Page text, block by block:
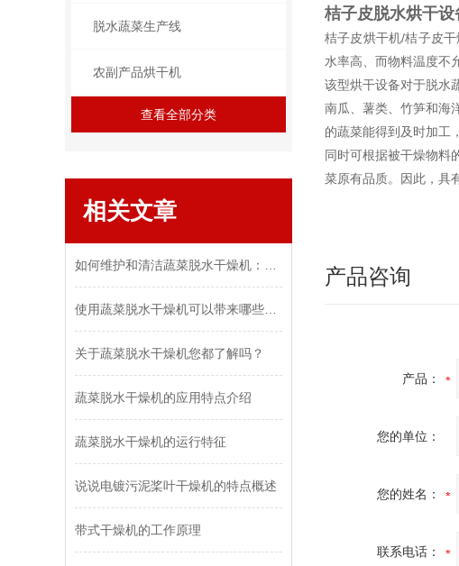
脱水蔬菜生产线
农副产品烘干机
查看全部分类
相关文章
关于蔬菜脱水干燥机您都了解吗？
蔬菜脱水干燥机的应用特点介绍
蔬菜脱水干燥机的运行特征
说说电镀污泥桨叶干燥机的特点概述
带式干燥机的工作原理
桔子皮脱水烘干设
桔子皮烘干机/桔子皮
水率高、而物料温度不
该型烘干设备对于脱水
南瓜、薯类、竹笋和海
的蔬菜能得到及时加工
同时可根据被干燥物料
菜原有品质。因此，具
产品咨询
产品：
您的单位：
您的姓名：
联系电话：